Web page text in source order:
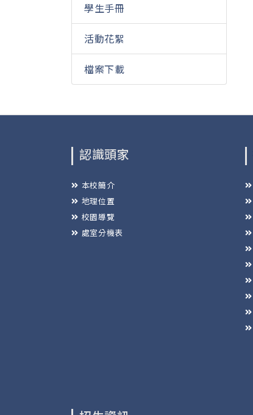
學生手冊
活動花絮
檔案下載
認識頭家
本校簡介
地理位置
校園導覽
處室分機表